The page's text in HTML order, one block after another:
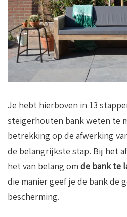
Je hebt hierboven in 13
steigerhouten bank weten te
betrekking op de afwerking
de belangrijkste stap. Bij het
het van belang om de bank te
die manier geef je de bank de
bescherming.